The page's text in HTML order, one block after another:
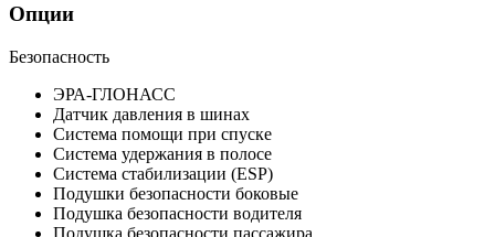
Опции
Безопасность
ЭРА-ГЛОНАСС
Датчик давления в шинах
Система помощи при спуске
Система удержания в полосе
Система стабилизации (ESP)
Подушки безопасности боковые
Подушка безопасности водителя
Подушка безопасности пассажира